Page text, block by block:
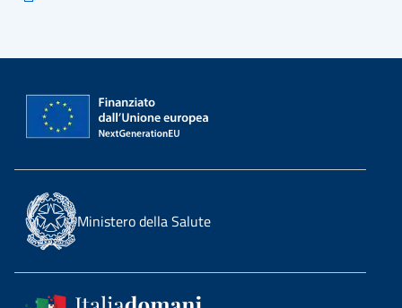
Ministero della Salute